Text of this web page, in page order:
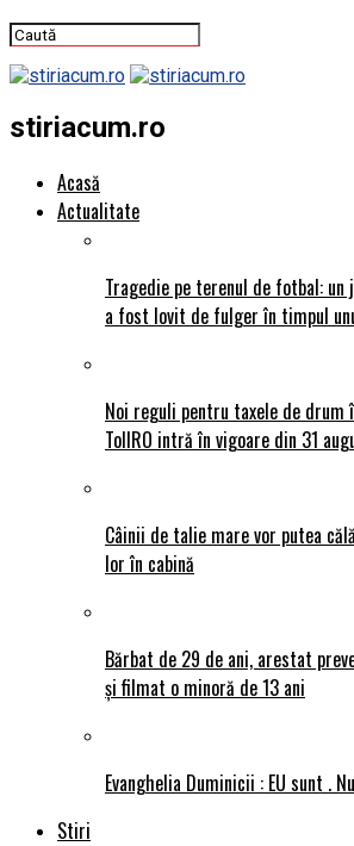
stiriacum.ro
Acasă
Actualitate
Tragedie pe terenul de fotbal:
a fost lovit de fulger în timpul
Noi reguli pentru taxele de drum
TollRO intră în vigoare din 31
Câinii de talie mare vor putea
lor în cabină
Bărbat de 29 de ani, arestat
și filmat o minoră de 13 ani
Evanghelia Duminicii : EU sunt .
Stiri